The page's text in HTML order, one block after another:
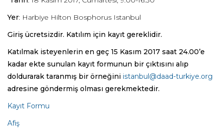
Yer: Harbiye Hilton Bosphorus Istanbul
Giriş ücretsizdir. Katılım için kayıt gereklidir.
Katılmak isteyenlerin en geç 15 Kasım 2017 saat 24.00’e
kadar ekte sunulan kayıt formunun bir çıktısını alıp
doldurarak taranmış bir örneğini istanbul@daad-turkiye.org
adresine göndermiş olması gerekmektedir.
Kayıt Formu
Afiş